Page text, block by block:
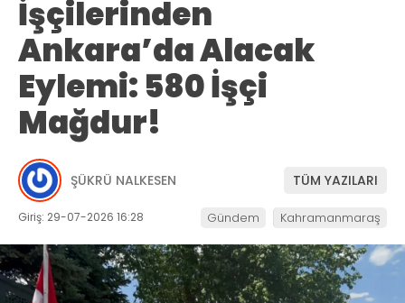
İşçilerinden
Ankara’da Alacak
Eylemi: 580 İşçi
Mağdur!
ŞÜKRÜ NALKESEN TÜM YAZILARI
Giriş: 29-07-2026 16:28 Gündem Kahramanmaraş